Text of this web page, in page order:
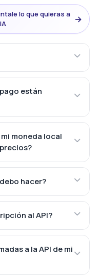
lo que quieras a →
están
moneda local
hacer?
al API?
a la API de mi